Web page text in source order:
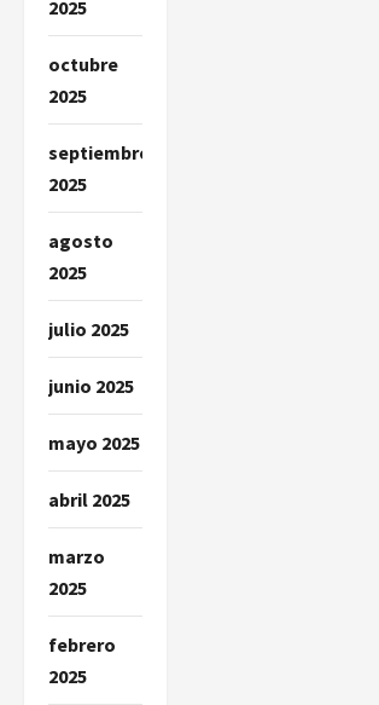
2025
octubre
2025
septiembre
2025
agosto
2025
julio 2025
junio 2025
mayo 2025
abril 2025
marzo
2025
febrero
2025